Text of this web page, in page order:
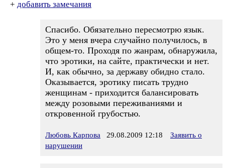
+ добавить замечания
Спасибо. Обязательно пересмотрю язык.
Это у меня вчера случайно получилось, в
общем-то. Проходя по жанрам, обнаружила,
что эротики, на сайте, практически и нет.
И, как обычно, за державу обидно стало.
Оказывается, эротику писать трудно
женщинам - приходится балансировать
между розовыми переживаниями и
откровенной грубостью.
Любовь Карпова 29.08.2009 12:18
Заявить о
нарушении